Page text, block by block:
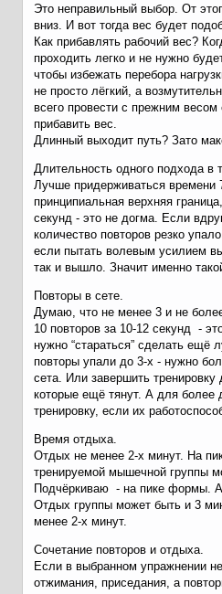
Это неправильный выбор. От
вниз. И вот тогда вес будет
Как прибавлять рабочий вес?
проходить легко и не нужно
чтобы избежать перебора
не просто лёгкий, а
всего провести с прежним
прибавить вес.
Длинный выходит путь? Зато
Длительность одного подхода в
Лучше придерживаться времени
принципиальная верхняя
секунд - это не догма. Если
количество повторов резко
если пытать волевым усилием
так и вышло. Значит именно
Повторы в сете.
Думаю, что не менее 3 и не
10 повторов за 10-12 секунд -
нужно “стараться” сделать
повторы упали до 3-х - нужно
сета. Или завершить
которые ещё тянут. А для более
тренировку, если их
Время отдыха.
Отдых не менее 2-х минут. На
тренируемой мышечной группы
Подчёркиваю - на пике формы.
Отдых группы может быть и 3
менее 2-х минут.
Сочетание повторов и отдыха.
Если в выбранном упражнении
отжимания, приседания, а